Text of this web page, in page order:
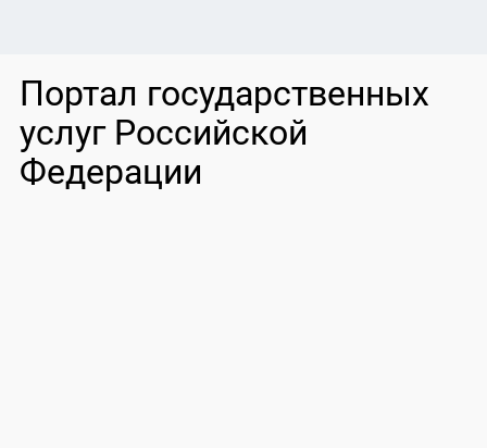
Портал государственных
услуг Российской
Федерации